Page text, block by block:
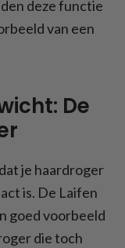
deze functie
van een
De
je haardroger
is. De Laifen
goed voorbeeld
die toch